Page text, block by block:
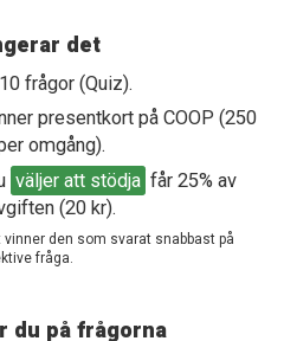
det
frågor (Quiz).
presentkort på COOP (250
omgång).
väljer att stödja får 25% av
(20 kr).
den som svarat snabbast på
fråga.
du på frågorna